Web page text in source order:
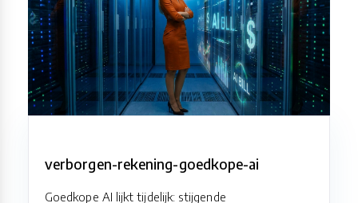
verborgen-rekening-goedkope-ai
Goedkope AI lijkt tijdelijk: stijgende